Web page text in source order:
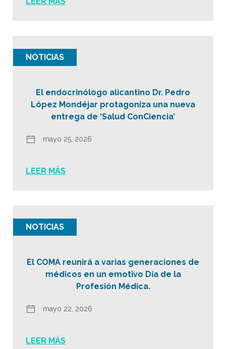
NOTICIAS
El endocrinólogo alicantino Dr. Pedro
López Mondéjar protagoniza una nueva
entrega de ‘Salud ConCiencia’
mayo 25, 2026
LEER MÁS
NOTICIAS
El COMA reunirá a varias generaciones de
médicos en un emotivo Día de la
Profesión Médica.
mayo 22, 2026
LEER MÁS